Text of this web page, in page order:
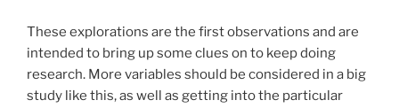
These explorations are the first observations and are
intended to bring up some clues on to keep doing
research. More variables should be considered in a big
study like this, as well as getting into the particular